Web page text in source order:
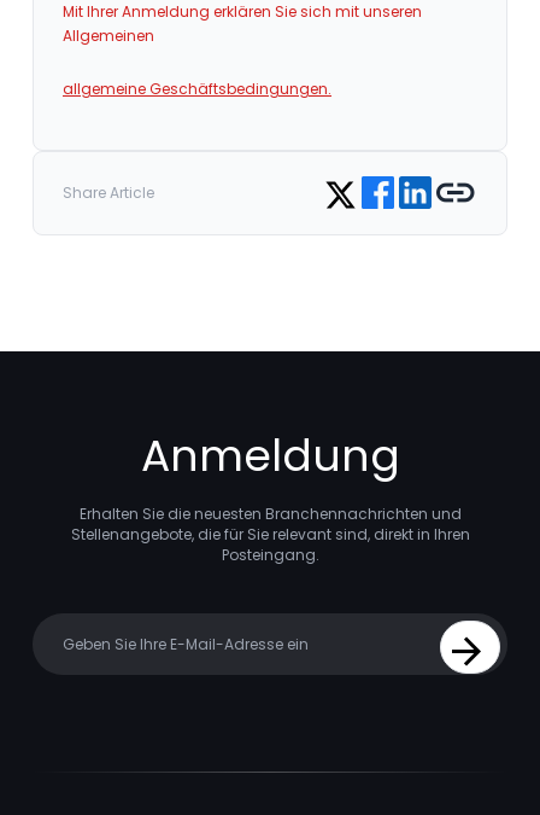
Mit Ihrer Anmeldung erklären Sie sich mit unseren
Allgemeinen
allgemeine Geschäftsbedingungen.
Share Article Share on Twitter
Share on Facebook
Share on LinkedIn
Copy link
Anmeldung
Erhalten Sie die neuesten Branchennachrichten und
Stellenangebote, die für Sie relevant sind, direkt in Ihren
Posteingang.
Sign Up